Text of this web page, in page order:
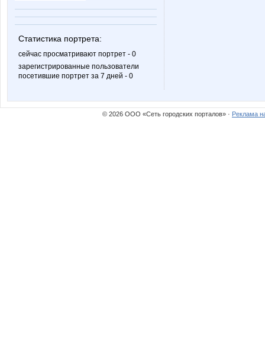
Статистика портрета:
сейчас просматривают портрет - 0
зарегистрированные пользователи
посетившие портрет за 7 дней - 0
© 2026 ООО «Сеть городских порталов» · Реклама